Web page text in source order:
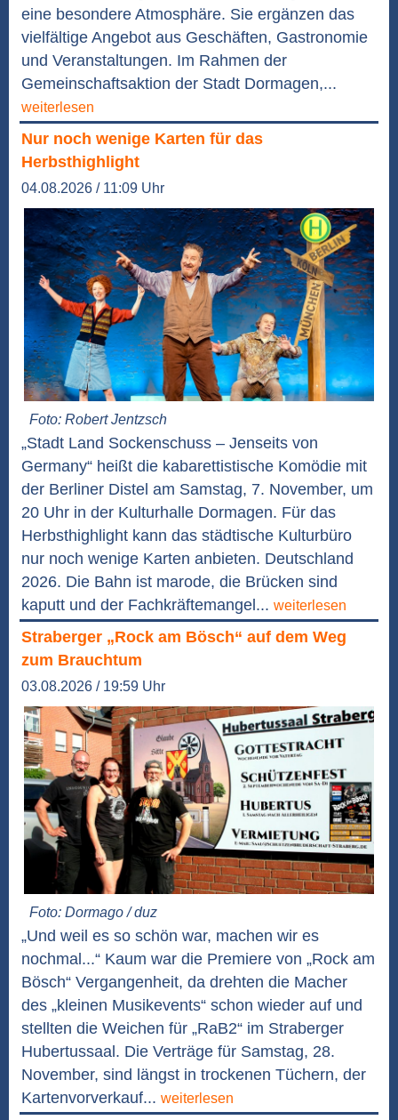
eine besondere Atmosphäre. Sie ergänzen das
vielfältige Angebot aus Geschäften, Gastronomie
und Veranstaltungen. Im Rahmen der
Gemeinschaftsaktion der Stadt Dormagen,...
weiterlesen
Nur noch wenige Karten für das
Herbsthighlight
04.08.2026 / 11:09 Uhr
Foto: Robert Jentzsch
„Stadt Land Sockenschuss – Jenseits von
Germany“ heißt die kabarettistische Komödie mit
der Berliner Distel am Samstag, 7. November, um
20 Uhr in der Kulturhalle Dormagen. Für das
Herbsthighlight kann das städtische Kulturbüro
nur noch wenige Karten anbieten. Deutschland
2026. Die Bahn ist marode, die Brücken sind
kaputt und der Fachkräftemangel... weiterlesen
Straberger „Rock am Bösch“ auf dem Weg
zum Brauchtum
03.08.2026 / 19:59 Uhr
Foto: Dormago / duz
„Und weil es so schön war, machen wir es
nochmal...“ Kaum war die Premiere von „Rock am
Bösch“ Vergangenheit, da drehten die Macher
des „kleinen Musikevents“ schon wieder auf und
stellten die Weichen für „RaB2“ im Straberger
Hubertussaal. Die Verträge für Samstag, 28.
November, sind längst in trockenen Tüchern, der
Kartenvorverkauf... weiterlesen